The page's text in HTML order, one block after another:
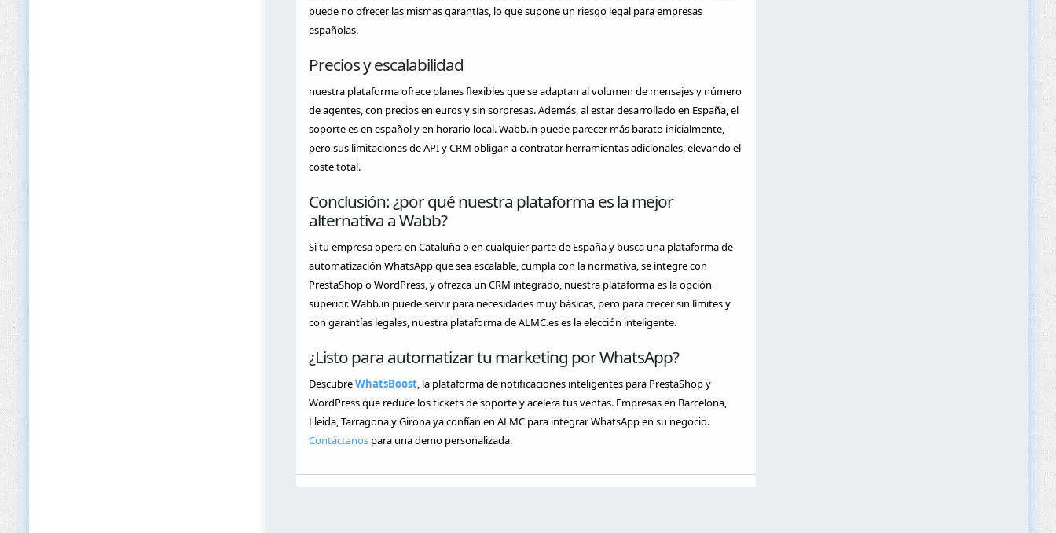
puede no ofrecer las mismas garantías, lo que supone un riesgo legal para empresas
españolas.
Precios y escalabilidad
nuestra plataforma ofrece planes flexibles que se adaptan al volumen de mensajes y número
de agentes, con precios en euros y sin sorpresas. Además, al estar desarrollado en España, el
soporte es en español y en horario local. Wabb.in puede parecer más barato inicialmente,
pero sus limitaciones de API y CRM obligan a contratar herramientas adicionales, elevando el
coste total.
Conclusión: ¿por qué nuestra plataforma es la mejor
alternativa a Wabb?
Si tu empresa opera en Cataluña o en cualquier parte de España y busca una plataforma de
automatización WhatsApp que sea escalable, cumpla con la normativa, se integre con
PrestaShop o WordPress, y ofrezca un CRM integrado, nuestra plataforma es la opción
superior. Wabb.in puede servir para necesidades muy básicas, pero para crecer sin límites y
con garantías legales, nuestra plataforma de ALMC.es es la elección inteligente.
¿Listo para automatizar tu marketing por WhatsApp?
DescubreWhatsBoost, la plataforma de notificaciones inteligentes para PrestaShop y
WordPress que reduce los tickets de soporte y acelera tus ventas. Empresas en Barcelona,
Lleida, Tarragona y Girona ya confían en ALMC para integrar WhatsApp en su negocio.
Contáctanospara una demo personalizada.